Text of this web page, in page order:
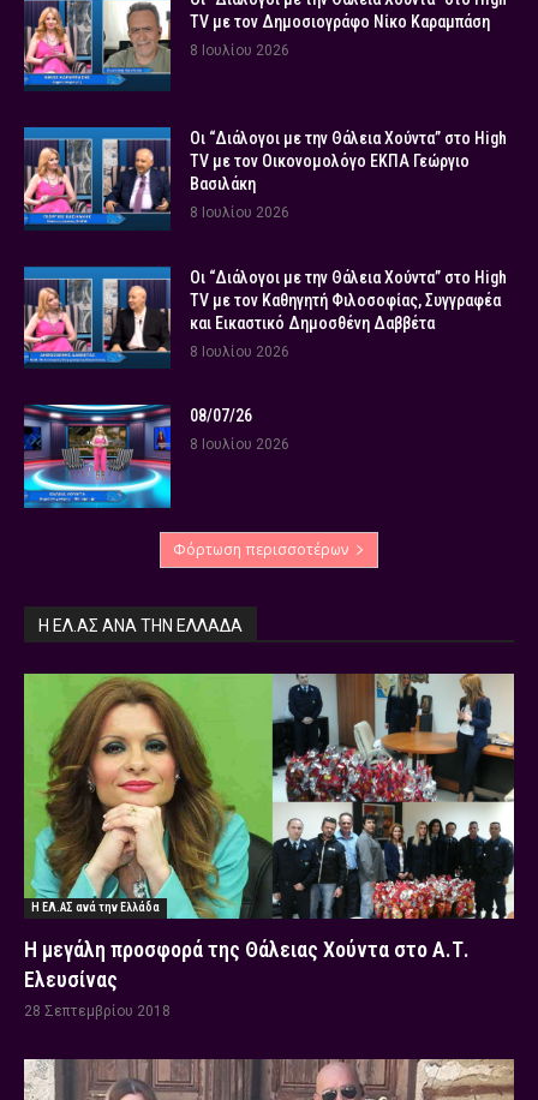
TV με τον Δημοσιογράφο Νίκο Καραμπάση
8 Ιουλίου 2026
Οι “Διάλογοι με την Θάλεια Χούντα” στο High
TV με τον Οικονομολόγο ΕΚΠΑ Γεώργιο
Βασιλάκη
8 Ιουλίου 2026
Οι “Διάλογοι με την Θάλεια Χούντα” στο High
TV με τον Καθηγητή Φιλοσοφίας, Συγγραφέα
και Εικαστικό Δημοσθένη Δαββέτα
8 Ιουλίου 2026
08/07/26
8 Ιουλίου 2026
Φόρτωση περισσοτέρων
Η ΕΛ.ΑΣ ΑΝΆ ΤΗΝ ΕΛΛΆΔΑ
Η ΕΛ.ΑΣ ανά την Ελλάδα
Η μεγάλη προσφορά της Θάλειας Χούντα στο Α.Τ.
Ελευσίνας
28 Σεπτεμβρίου 2018